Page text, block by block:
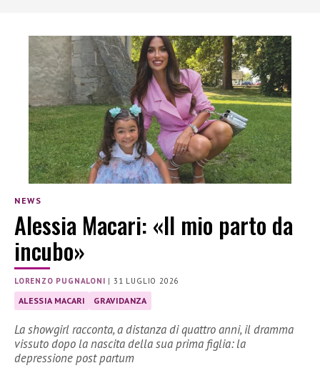
NEWS
Alessia Macari: «Il mio parto da
incubo»
LORENZO PUGNALONI |31 LUGLIO 2026
ALESSIA MACARI GRAVIDANZA
La showgirl racconta, a distanza di quattro anni, il dramma
vissuto dopo la nascita della sua prima figlia: la
depressione post partum